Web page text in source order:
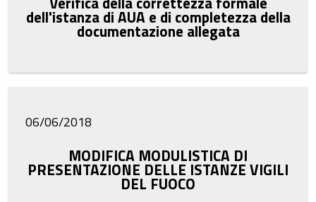
dell'istanza di AUA e di completezza della
documentazione allegata
06/06/2018
MODIFICA MODULISTICA DI
PRESENTAZIONE DELLE ISTANZE VIGILI
DEL FUOCO